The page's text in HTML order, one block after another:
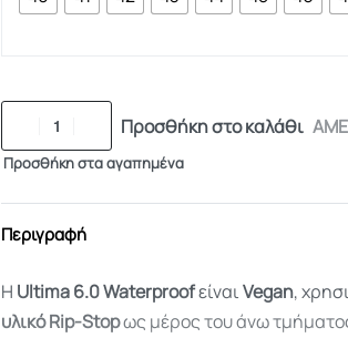
Προσθήκη στο καλάθι
Προσθήκη στα αγαπημένα
Περιγραφή
Η Ultima 6.0 WaterproofείναιVegan,
υλικό Rip-Stopως μέρος του άνω